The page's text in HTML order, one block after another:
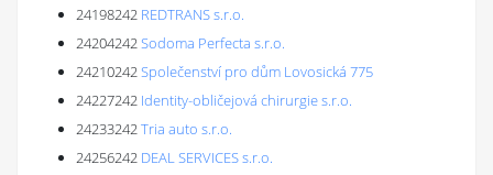
24198242 REDTRANS s.r.o.
24204242Sodoma Perfecta s.r.o.
24210242Společenství pro dům Lovosická 775
24227242 Identity-obličejová chirurgie s.r.o.
24233242Tria auto s.r.o.
24256242 DEAL SERVICES s.r.o.